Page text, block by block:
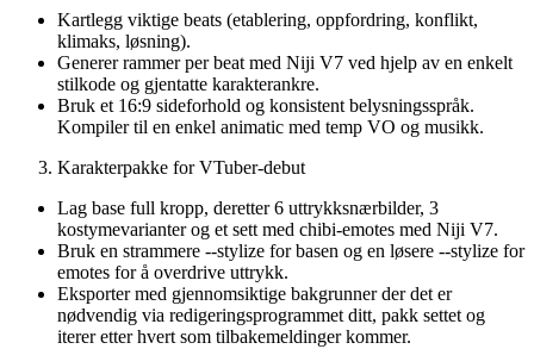
Kartlegg viktige beats (etablering, oppfordring, konflikt,
klimaks, løsning).
Generer rammer per beat med Niji V7 ved hjelp av en enkelt
stilkode og gjentatte karakterankre.
Bruk et 16:9 sideforhold og konsistent belysningsspråk.
Kompiler til en enkel animatic med temp VO og musikk.
Karakterpakke for VTuber-debut
Lag base full kropp, deretter 6 uttrykksnærbilder, 3
kostymevarianter og et sett med chibi-emotes med Niji V7.
Bruk en strammere --stylize for basen og en løsere --stylize for
emotes for å overdrive uttrykk.
Eksporter med gjennomsiktige bakgrunner der det er
nødvendig via redigeringsprogrammet ditt, pakk settet og
iterer etter hvert som tilbakemeldinger kommer.